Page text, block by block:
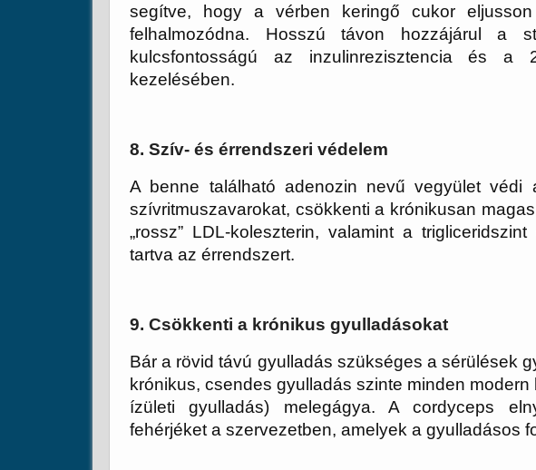
segítve, hogy a vérben keringő cukor
felhalmozódna. Hosszú távon hozzájárul a
kulcsfontosságú az inzulinrezisztencia és a
kezelésében.
8. Szív- és érrendszeri védelem
A benne található adenozin nevű vegyület védi
szívritmuszavarokat, csökkenti a krónikusan
„rossz” LDL-koleszterin, valamint a
tartva az érrendszert.
9. Csökkenti a krónikus gyulladásokat
Bár a rövid távú gyulladás szükséges a sérülések
krónikus, csendes gyulladás szinte minden
ízületi gyulladás) melegágya. A cordyceps
fehérjéket a szervezetben, amelyek a gyulladásos